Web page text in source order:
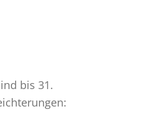
bis 31.